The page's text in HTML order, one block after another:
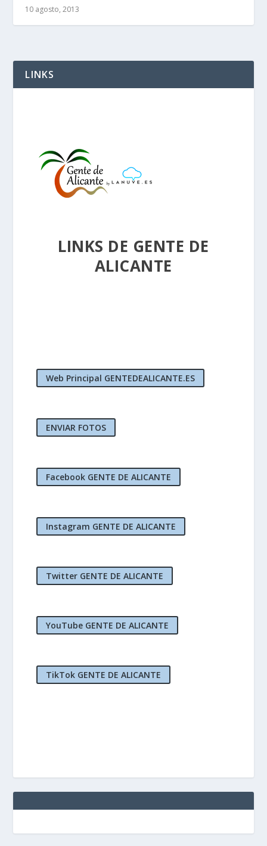
10 agosto, 2013
LINKS
LINKS DE GENTE DE
ALICANTE
Web Principal GENTEDEALICANTE.ES
ENVIAR FOTOS
Facebook GENTE DE ALICANTE
Instagram GENTE DE ALICANTE
Twitter GENTE DE ALICANTE
YouTube GENTE DE ALICANTE
TikTok GENTE DE ALICANTE